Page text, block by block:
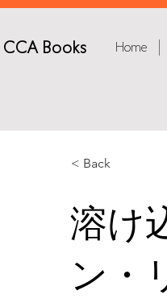
CCA Books Home
< Back
溶け
ン・